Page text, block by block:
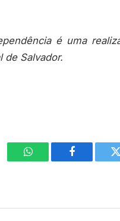
é uma
de Salvador.
WhatsAppFacebook